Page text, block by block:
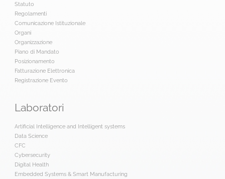
Statuto
Regolamenti
Comunicazione Istituzionale
Organi
Organizzazione
Piano di Mandato
Posizionamento
Fatturazione Elettronica
Registrazione Evento
Laboratori
Artificial Intelligence and Intelligent systems
Data Science
CFC
Cybersecurity
Digital Health
Embedded Systems & Smart Manufacturing